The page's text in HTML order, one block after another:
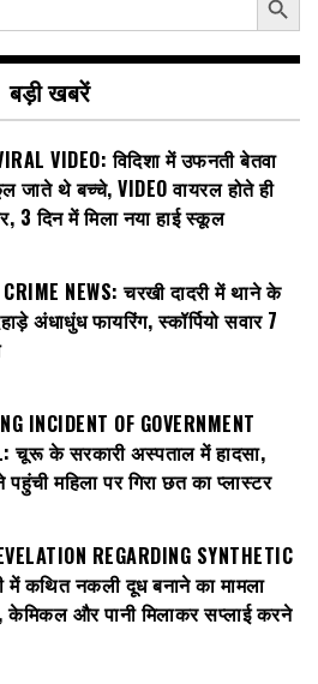
बड़ी खबरें
VIDEO: विदिशा में उफनती बेतवा
जाते थे बच्चे, VIDEO वायरल होते ही
3 दिन में मिला नया हाई स्कूल
CRIME NEWS: चरखी दादरी में थाने के
अंधाधुंध फायरिंग, स्कॉर्पियो सवार 7
INCIDENT OF GOVERNMENT
चूरू के सरकारी अस्पताल में हादसा,
महिला पर गिरा छत का प्लास्टर
REGARDING SYNTHETIC
में कथित नकली दूध बनाने का मामला
और पानी मिलाकर सप्लाई करने